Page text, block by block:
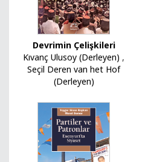
Devrimin Çelişkileri
Kıvanç Ulusoy (Derleyen) ,
Seçil Deren van het Hof
(Derleyen)